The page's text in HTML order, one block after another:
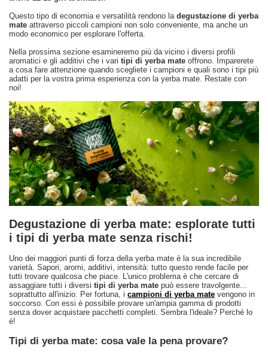
Questo tipo di economia e versatilità rendono la degustazione di yerba
mate attraverso piccoli campioni non solo conveniente, ma anche un
modo economico per esplorare l'offerta.
Nella prossima sezione esamineremo più da vicino i diversi profili
aromatici e gli additivi che i vari tipi di yerba mate offrono. Imparerete
a cosa fare attenzione quando scegliete i campioni e quali sono i tipi più
adatti per la vostra prima esperienza con la yerba mate. Restate con
noi!
Degustazione di yerba mate: esplorate tutti
i tipi di yerba mate senza rischi!
Uno dei maggiori punti di forza della yerba mate è la sua incredibile
varietà. Sapori, aromi, additivi, intensità: tutto questo rende facile per
tutti trovare qualcosa che piace. L'unico problema è che cercare di
assaggiare tutti i diversi tipi di yerba mate può essere travolgente...
soprattutto all'inizio. Per fortuna, i campioni di yerba mate vengono in
soccorso. Con essi è possibile provare un'ampia gamma di prodotti
senza dover acquistare pacchetti completi. Sembra l'ideale? Perché lo
è!
Tipi di yerba mate: cosa vale la pena provare?